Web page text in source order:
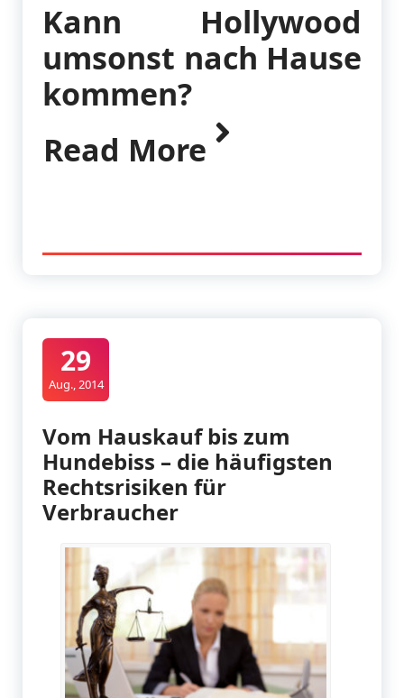
Kann Hollywood
umsonst nach Hause
kommen?
Read More
29
Aug., 2014
Vom Hauskauf bis zum
Hundebiss – die häufigsten
Rechtsrisiken für
Verbraucher